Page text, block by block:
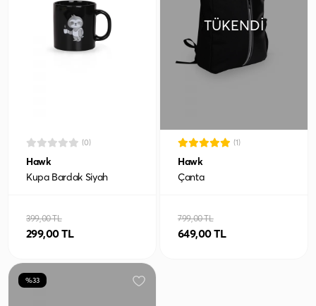
(0)
Hawk
Kupa Bardak Siyah
399,00 TL
299,00 TL
TÜKENDI
(1)
Hawk
Çanta
799,00 TL
649,00 TL
%33